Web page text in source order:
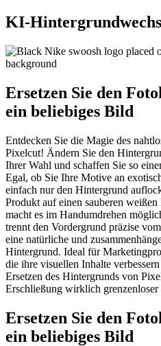
KI-
Ersetzen Sie den
ein beliebiges Bild
Entdecken Sie die Magie des
Pixelcut! Ändern Sie den
Ihrer Wahl und schaffen Sie so
Egal, ob Sie Ihre Motive an
einfach nur den Hintergrund
Produkt auf einen sauberen
macht es im Handumdrehen
trennt den Vordergrund präzise
eine natürliche und
Hintergrund. Ideal für
die ihre visuellen Inhalte
Ersetzen des Hintergrunds von
Erschließung wirklich
Ersetzen Sie den
ein beliebiges Bild